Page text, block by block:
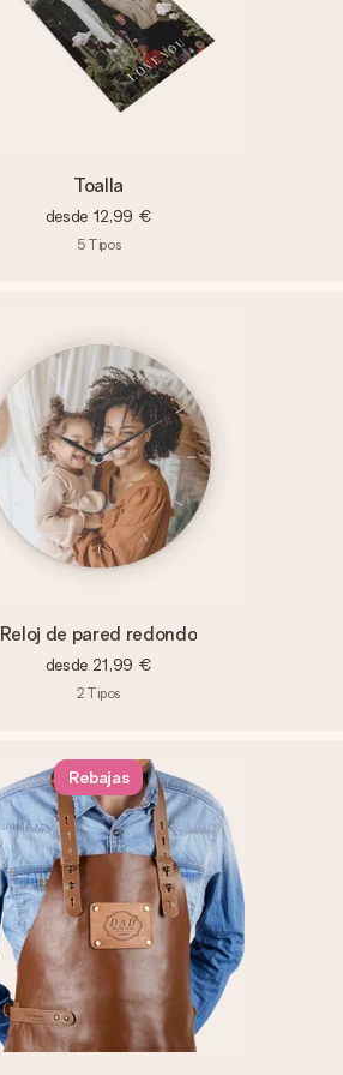
Toalla
desde 12,99 €
5 Tipos
Reloj de pared redondo
desde 21,99 €
2 Tipos
Rebajas